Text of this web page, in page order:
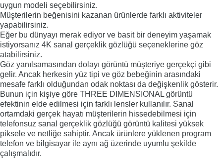
uygun modeli seçebilirsiniz.
Müşterilerin beğenisini kazanan ürünlerde farklı aktiviteler
yapabilirsiniz.
Eğer bu dünyayı merak ediyor ve basit bir deneyim yaşamak
istiyorsanız 4K sanal gerçeklik gözlüğü seçeneklerine göz
atabilirsiniz.
Göz yanılsamasından dolayı görüntü müşteriye gerçekçi gibi
gelir. Ancak herkesin yüz tipi ve göz bebeğinin arasındaki
mesafe farklı olduğundan odak noktası da değişkenlik gösterir.
Bunun için kişiye göre THREE DIMENSIONAL görüntü
efektinin elde edilmesi için farklı lensler kullanılır. Sanal
ortamdaki gerçek hayatı müşterilerin hissedebilmesi için
telefonsuz sanal gerçeklik gözlüğü görüntü kalitesi yüksek
piksele ve netliğe sahiptir. Ancak ürünlere yüklenen program
telefon ve bilgisayar ile aynı ağ üzerinde uyumlu şekilde
çalışmalıdır.